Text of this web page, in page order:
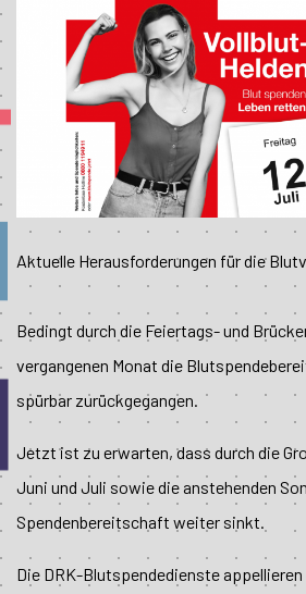
Aktuelle Herausforderungen für die
Bedingt durch die Feiertags- und
vergangenen Monat die
spürbar zurückgegangen.
Jetzt ist zu erwarten, dass durch die
Juni und Juli sowie die anstehenden
Spendenbereitschaft weiter sinkt.
Die DRK-Blutspendedienste